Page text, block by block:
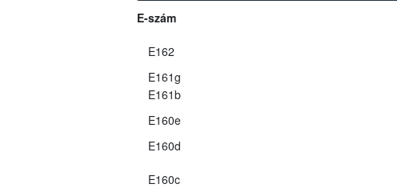
E-szám
E162
E161g
E161b
E160e
E160d
E160c